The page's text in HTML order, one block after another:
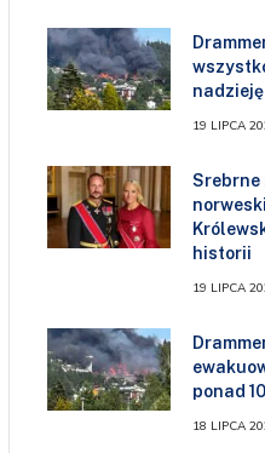
nadzieję
19 LIPCA
Srebrne
historii
19 LIPCA
ponad
18 LIPCA